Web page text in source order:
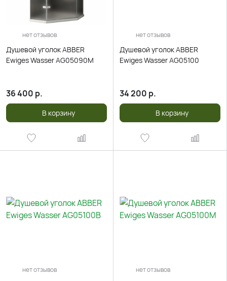
нет отзывов
Душевой уголок ABBER
Ewiges Wasser AG05090M
36 400 р.
В корзину
нет отзывов
Душевой уголок ABBER
Ewiges Wasser AG05100
34 200 р.
В корзину
нет отзывов нет отзывов